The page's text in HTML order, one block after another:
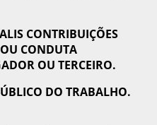
CONTRIBUIÇÕES
CONDUTA
OU TERCEIRO.
DO TRABALHO.